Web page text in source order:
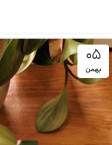
05
بهمن